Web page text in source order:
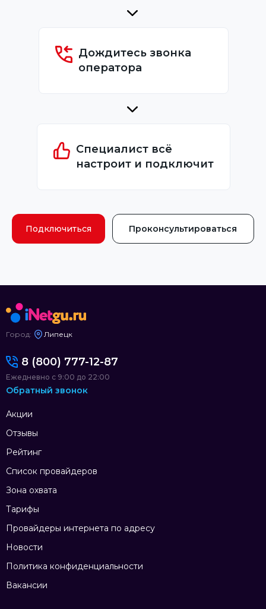
Дождитесь звонка
оператора
Специалист всё
настроит и подключит
Подключиться Проконсультироваться
Город: Липецк
Акции
Отзывы
Рейтинг
Список провайдеров
Зона охвата
Тарифы
Провайдеры интернета по адресу
Новости
Политика конфиденциальности
Вакансии
8 (800) 777-12-87
Ежедневно с 9:00 до 22:00
Обратный звонок